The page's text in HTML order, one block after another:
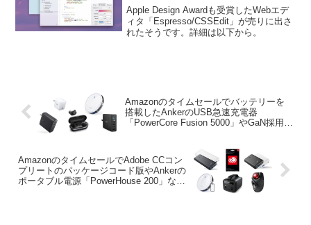
が売りに出される。
Apple Design Awardも受賞したWebエデ
ィタ「Espresso/CSSEdit」が売りに出さ
れたそうです。詳細は以下から。
Amazonのタイムセールでバッテリーを
搭載したAnkerのUSB急速充電器
「PowerCore Fusion 5000」やGaN採用の
AmazonのタイムセールでAdobe CCコン
プリートのパッケージコード版やAnkerの
ポータブル電源「PowerHouse 200」など